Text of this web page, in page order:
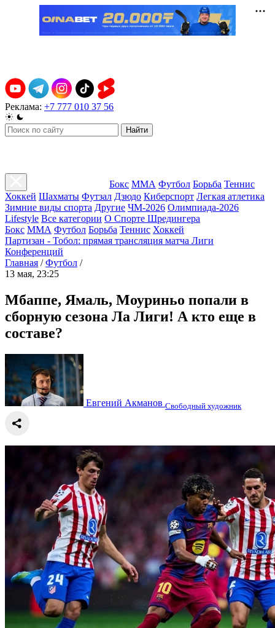
Реклама: +7 777 010 37 56
Найти
Бокс ММА Футбол Борьба Теннис
Хоккей Шахматы Футзал Дзюдо Киберспорт Легкая атлетика
Зимние виды спорта Другие ЧМ-2026 Олимпиада-2026
Lifestyle Все категории О Спорте Шредингера
Бокс ММА Футбол Борьба Теннис Хоккей
Партизан - Тобол: прямая трансляция матча Лиги
Конференций
Главная / Футбол /
13 мая, 23:25
Мбаппе, Ямаль, Моуриньо попали в
сборную сезона Ла Лиги! А кто еще в
составе?
Евгений Акманов Свободный художник